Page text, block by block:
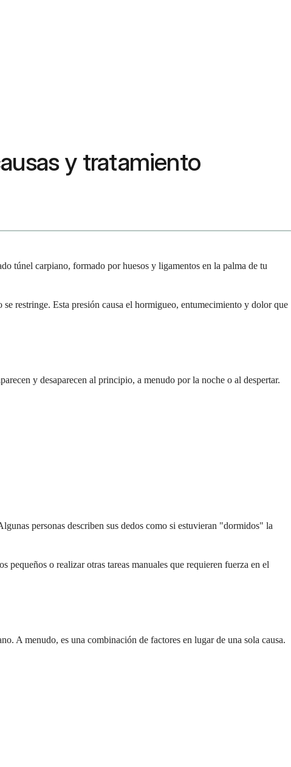
y tratamiento
túnel carpiano, formado por huesos y ligamentos en la palma de tu
restringe. Esta presión causa el hormigueo, entumecimiento y dolor que
y desaparecen al principio, a menudo por la noche o al despertar.
personas describen sus dedos como si estuvieran "dormidos" la
o realizar otras tareas manuales que requieren fuerza en el
A menudo, es una combinación de factores en lugar de una sola causa.